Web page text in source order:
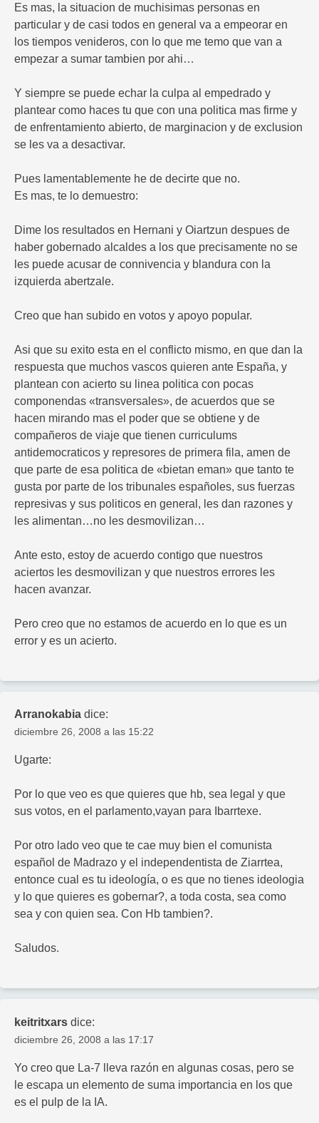
Es mas, la situacion de muchisimas personas en
particular y de casi todos en general va a empeorar en
los tiempos venideros, con lo que me temo que van a
empezar a sumar tambien por ahi…
Y siempre se puede echar la culpa al empedrado y
plantear como haces tu que con una politica mas firme y
de enfrentamiento abierto, de marginacion y de exclusion
se les va a desactivar.
Pues lamentablemente he de decirte que no.
Es mas, te lo demuestro:
Dime los resultados en Hernani y Oiartzun despues de
haber gobernado alcaldes a los que precisamente no se
les puede acusar de connivencia y blandura con la
izquierda abertzale.
Creo que han subido en votos y apoyo popular.
Asi que su exito esta en el conflicto mismo, en que dan la
respuesta que muchos vascos quieren ante España, y
plantean con acierto su linea politica con pocas
componendas «transversales», de acuerdos que se
hacen mirando mas el poder que se obtiene y de
compañeros de viaje que tienen curriculums
antidemocraticos y represores de primera fila, amen de
que parte de esa politica de «bietan eman» que tanto te
gusta por parte de los tribunales españoles, sus fuerzas
represivas y sus politicos en general, les dan razones y
les alimentan…no les desmovilizan…
Ante esto, estoy de acuerdo contigo que nuestros
aciertos les desmovilizan y que nuestros errores les
hacen avanzar.
Pero creo que no estamos de acuerdo en lo que es un
error y es un acierto.
Arranokabia dice:
diciembre 26, 2008 a las 15:22
Ugarte:
Por lo que veo es que quieres que hb, sea legal y que
sus votos, en el parlamento,vayan para Ibarrtexe.
Por otro lado veo que te cae muy bien el comunista
español de Madrazo y el independentista de Ziarrtea,
entonce cual es tu ideología, o es que no tienes ideologia
y lo que quieres es gobernar?, a toda costa, sea como
sea y con quien sea. Con Hb tambien?.
Saludos.
keitritxars dice:
diciembre 26, 2008 a las 17:17
Yo creo que La-7 lleva razón en algunas cosas, pero se
le escapa un elemento de suma importancia en los que
es el pulp de la IA.